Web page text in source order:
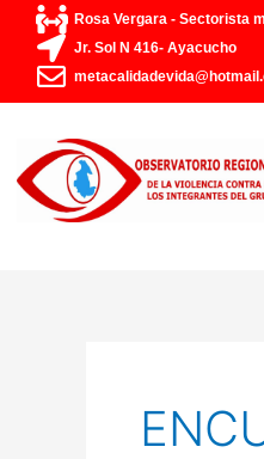
contenido
Rosa Vergara - Sectorista
Jr. Sol N 416- Ayacucho